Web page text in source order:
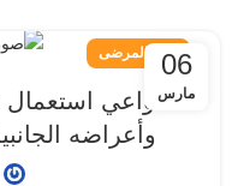
06
مارس
دليل المرضى
وأعراضه